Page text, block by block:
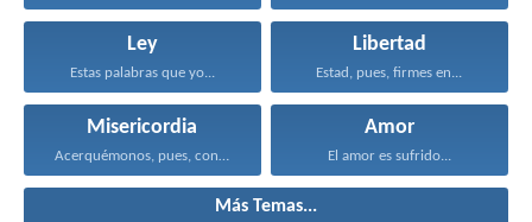
Ley
Estas palabras que yo...
Libertad
Estad, pues, firmes en...
Misericordia
Acerquémonos, pues, confiadamente al...
Amor
El amor es sufrido...
Más Temas...